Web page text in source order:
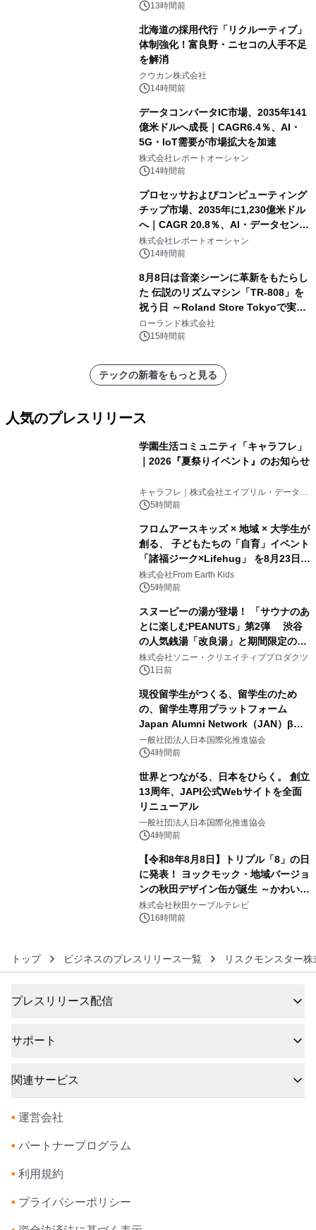
速13時間前
北海道の採用代行「リクルーティブ」
体制強化！富良野・ニセコの人手不足
を解消
クウカン株式会社
14時間前
データコンバータIC市場、2035年141
億米ドルへ成長｜CAGR6.4％、AI・
5G・IoT需要が市場拡大を加速
株式会社レポートオーシャン
14時間前
プロセッサおよびコンピューティング
チップ市場、2035年に1,230億米ドル
へ｜CAGR 20.8％、AI・データセンタ
ー需要が成長を牽引
株式会社レポートオーシャン
14時間前
8月8日は音楽シーンに革新をもたらし
た 伝説のリズムマシン「TR-808」を
祝う日 ～Roland Store Tokyoで実機
を展示しての 記念キャンペーンを開
催 英国ラジオ「NTS」の 特別プログ
アーティストを フィーチャーしたアニ
メーションを公開～
ローランド株式会社
15時間前
テックの新着をもっと見る
人気のプレスリリース
学園生活コミュニティ「キャラフレ」
｜2026『夏祭りイベント』のお知らせ
キャラフレ｜株式会社エイプリル・データ・
デザインズ
5時間前
フロムアースキッズ × 地域 × 大学生が
創る、 子どもたちの「自育」イベント
「諸福ジーク×Lifehug」 を8月23日
(日)開催
株式会社From Earth Kids
5時間前
スヌーピーの湯が登場！ 「サウナのあ
とに楽しむPEANUTS」第2弾 渋谷
の人気銭湯「改良湯」と期間限定のコ
ラボレーション サウナイキタイコラ
ボグッズも発売決定！
株式会社ソニー・クリエイティブプロダクツ
1日前
現役留学生がつくる、留学生のため
の、留学生専用プラットフォーム
Japan Alumni Network（JAN）β版
をリリース
一般社団法人日本国際化推進協会
4時間前
世界とつながる、日本をひらく。 創立
13周年、JAPI公式Webサイトを全面
リニューアル
一般社団法人日本国際化推進協会
4時間前
【令和8年8月8日】トリプル「8」の日
に発表！ ヨックモック・地域バージョ
ンの秋田デザイン缶が誕生 ～かわいい
秋田犬の子犬と秋田の四季と名所を巡
るパッケージ～ 9月1日(火)秋田県内で
株式会社秋田ケーブルテレビ
16時間前
トップ ビジネスのプレスリリース一覧 リスクモンスター株
プレスリリース配信
サポート
関連サービス
• 運営会社
• パートナープログラム
• 利用規約
• プライバシーポリシー